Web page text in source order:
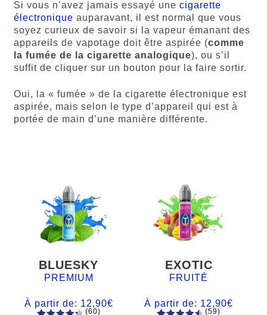
Si vous n’avez jamais essayé une cigarette
électronique auparavant, il est normal que vous
soyez curieux de savoir si la vapeur émanant des
appareils de vapotage doit être aspirée (comme
la fumée de la cigarette analogique), ou s’il
suffit de cliquer sur un bouton pour la faire sortir.
Oui, la « fumée » de la cigarette électronique est
aspirée, mais selon le type d’appareil qui est à
portée de main d’une manière différente.
BLUESKY
PREMIUM
À partir de: 12,90€
(60)
EXOTIC
FRUITÉ
À partir de: 12,90€
(59)